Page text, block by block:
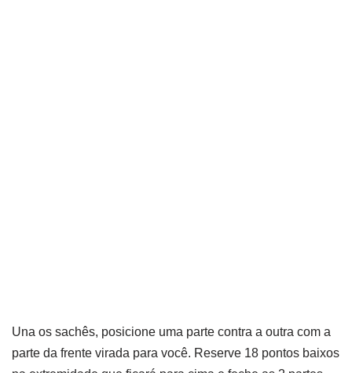
Una os sachês, posicione uma parte contra a outra com a
parte da frente virada para você. Reserve 18 pontos baixos